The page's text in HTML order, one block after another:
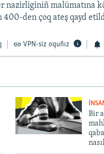
nazirliginiñ malümatına
400-den çoq ateş qayd
VPN-siz oquñız
Bir